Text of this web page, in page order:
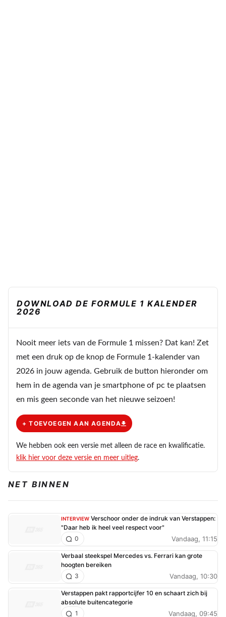
DOWNLOAD DE FORMULE 1 KALENDER
2026
Nooit meer iets van de Formule 1 missen? Dat kan! Zet
met een druk op de knop de Formule 1-kalender van
2026 in jouw agenda. Gebruik de button hieronder om
hem in de agenda van je smartphone of pc te plaatsen
en mis geen seconde van het nieuwe seizoen!
+ TOEVOEGEN AAN AGENDA
We hebben ook een versie met alleen de race en kwalificatie.
klik hier voor deze versie en meer uitleg.
NET BINNEN
INTERVIEW Verschoor onder de indruk van Verstappen:
"Daar heb ik heel veel respect voor"
Vandaag, 11:15
0
Verbaal steekspel Mercedes vs. Ferrari kan grote
hoogten bereiken
Vandaag, 10:30
3
Verstappen pakt rapportcijfer 10 en schaart zich bij
absolute buitencategorie
Vandaag, 09:45
1